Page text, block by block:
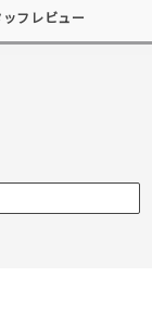
ッフレビュー